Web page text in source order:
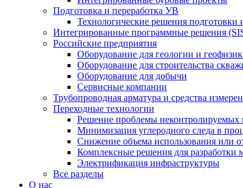
Подготовка и переработка УВ
Технологические решения подготовки
Интегрированные программные решения
Российские предприятия
Оборудование для геологии и
Оборудование для строительства
Оборудование для добычи
Сервисные компании
Трубопроводная арматура и средства
Переходные технологии
Решение проблемы неконтролируемых
Минимизация углеродного следа в
Снижение объема использования или
Комплексные решения для разработки
Электрификация инфраструктуры
Все разделы
О нас